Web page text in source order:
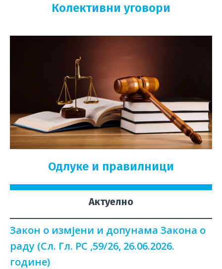
Колективни уговори
Одлуке и правилници
Актуелно
Закон о измјени и допунама Закона о
раду (Сл. Гл. РС ,59/26, 26.06.2026.
године)